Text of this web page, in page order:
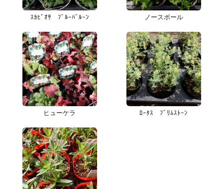
ｽｶﾋﾞｵｻ ﾌﾞﾙｰﾊﾞﾙｰﾝ ノースボール
ヒューケラ ﾛｰﾀｽ ﾌﾞﾘﾑｽﾄｰﾝ